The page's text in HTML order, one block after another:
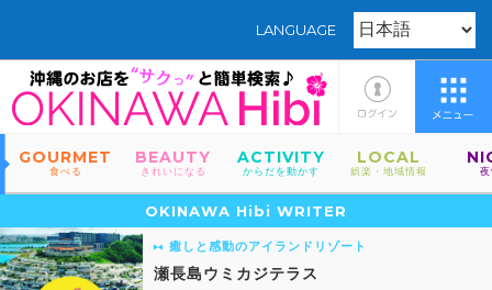
LANGUAGE
GOURMET
食べる
BEAUTY
きれいになる
ACTIVITY
からだを動かす
LOCAL
娯楽・地域情報
OKINAWA Hibi WRITER
癒しと感動のアイランドリゾート
瀬長島ウミカジテラス